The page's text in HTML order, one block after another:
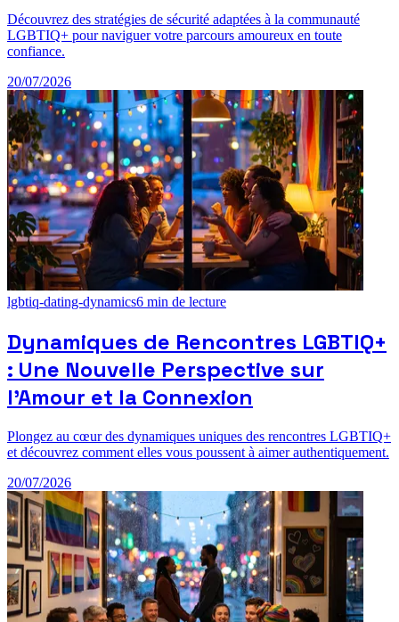
Découvrez des stratégies de sécurité adaptées à la communauté
LGBTIQ+ pour naviguer votre parcours amoureux en toute
confiance.
20/07/2026
lgbtiq-dating-dynamics6 min de lecture
Dynamiques de Rencontres LGBTIQ+
: Une Nouvelle Perspective sur
l'Amour et la Connexion
Plongez au cœur des dynamiques uniques des rencontres LGBTIQ+
et découvrez comment elles vous poussent à aimer authentiquement.
20/07/2026